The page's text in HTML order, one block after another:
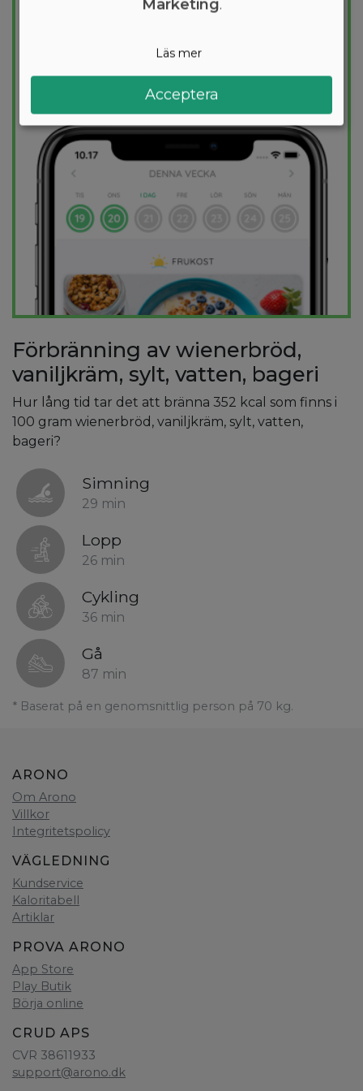
för dig och 1000+ hälsosamma recept
kalorimål varje dag.
PROVAGRATIS
Förbränning av wienerbröd,
vaniljkräm, sylt, vatten, bageri
Hur lång tid tar det att bränna 352 kcal som finns i
100 gram wienerbröd, vaniljkräm, sylt, vatten,
bageri?
Simning
29 min
Lopp
26 min
Cykling
36 min
Gå
87 min
* Baserat på en genomsnittlig person på 70 kg.
ARONO
Om Arono
Villkor
Integritetspolicy
VÄGLEDNING
Kundservice
Kaloritabell
Artiklar
PROVA ARONO
App Store
Play Butik
Börja online
CRUD APS
CVR 38611933
support@arono.dk
Marketing.
Läs mer
Acceptera